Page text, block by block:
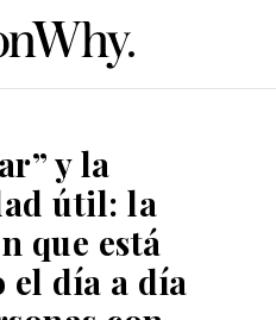
y la
útil: la
que está
el día a día